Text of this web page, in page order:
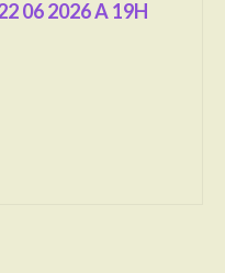
06 2026 A 19H